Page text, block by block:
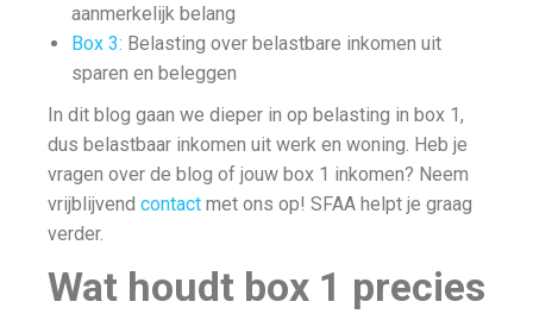
aanmerkelijk belang
Box 3: Belasting over belastbare inkomen uit
sparen en beleggen
In dit blog gaan we dieper in op belasting in box 1,
dus belastbaar inkomen uit werk en woning. Heb je
vragen over de blog of jouw box 1 inkomen? Neem
vrijblijvend contact met ons op! SFAA helpt je graag
verder.
Wat houdt box 1 precies